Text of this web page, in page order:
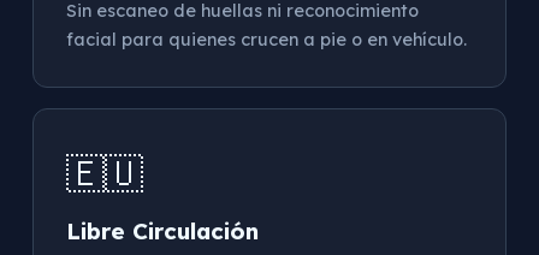
Sin escaneo de huellas ni reconocimiento
facial para quienes crucen a pie o en vehículo.
🇪🇺
Libre Circulación